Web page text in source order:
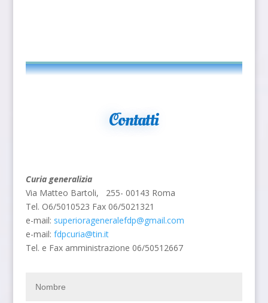
Contatti
Curia generalizia
Via Matteo Bartoli,
255- 00143 Roma
Tel. O6/5010523 Fax 06/5021321
e-mail: superiorageneralefdp@gmail.com
e-mail: fdpcuria@tin.it
Tel. e Fax amministrazione 06/50512667